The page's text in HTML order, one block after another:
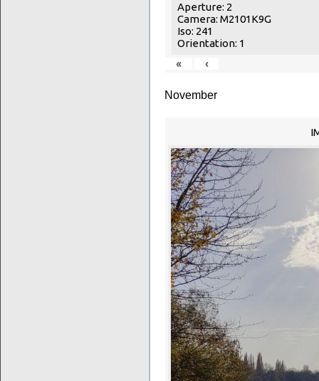
Aperture: 2
Camera: M2101K9G
Iso: 241
Orientation: 1
«
‹
November